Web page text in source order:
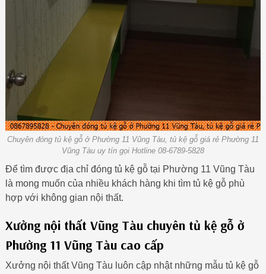
Chuyên đóng tủ kệ gỗ ở Phường 11 Vũng Tàu, tủ kệ gỗ giá rẻ Phường 11
Vũng Tàu uy tín gọi Hotline 08-6789-5828
Để tìm được địa chỉ đóng tủ kệ gỗ tại Phường 11 Vũng Tàu
là mong muốn của nhiều khách hàng khi tìm tủ kệ gỗ phù
hợp với không gian nội thất.
Xưởng nội thất Vũng Tàu chuyên tủ kệ gỗ ở
Phường 11 Vũng Tàu cao cấp
Xưởng nội thất Vũng Tàu luôn cập nhật những mẫu tủ kệ gỗ